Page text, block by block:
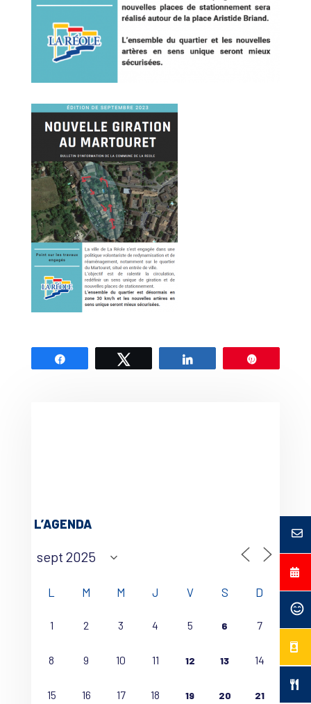
L’AGENDA
L M M J V S D
1 2 3 4 5 6 7
8 9 10 11 12 13 14
15 16 17 18 19 20 21